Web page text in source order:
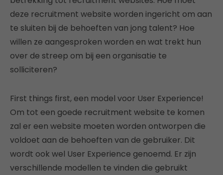
deze recruitment website worden ingericht om aan
te sluiten bij de behoeften van jong talent? Hoe
willen ze aangesproken worden en wat trekt hun
over de streep om bij een organisatie te
solliciteren?
First things first, een model voor User Experience!
Om tot een goede recruitment website te komen
zal er een website moeten worden ontworpen die
voldoet aan de behoeften van de gebruiker. Dit
wordt ook wel User Experience genoemd. Er zijn
verschillende modellen te vinden die gebruikt